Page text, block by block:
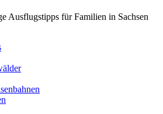
Ausflugstipps für Familien in Sachsen